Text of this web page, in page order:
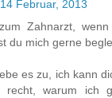
14 Februar, 2013
Zahnarzt,
du mich gerne
es zu, ich kann
recht, warum ich